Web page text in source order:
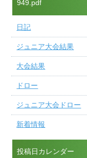
949.pdf
日記
ジュニア大会結果
大会結果
ドロー
ジュニア大会ドロー
新着情報
投稿日カレンダー